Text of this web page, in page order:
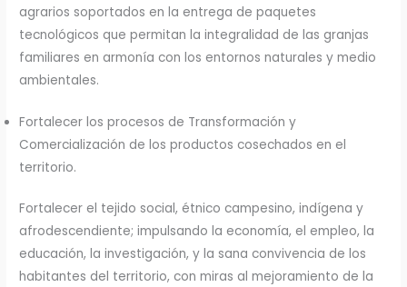
agrarios soportados en la entrega de paquetes
tecnológicos que permitan la integralidad de las granjas
familiares en armonía con los entornos naturales y medio
ambientales.
Fortalecer los procesos de Transformación y
Comercialización de los productos cosechados en el
territorio.
Fortalecer el tejido social, étnico campesino, indígena y
afrodescendiente; impulsando la economía, el empleo, la
educación, la investigación, y la sana convivencia de los
habitantes del territorio, con miras al mejoramiento de la